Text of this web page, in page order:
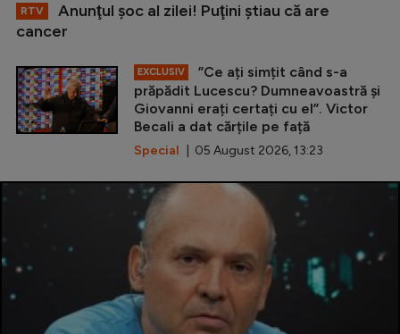
RTV
Anunţul şoc al zilei! Puţini ştiau că are
cancer
EXCLUSIV
”Ce ați simțit când s-a
prăpădit Lucescu? Dumneavoastră și
Giovanni erați certați cu el”. Victor
Becali a dat cărțile pe față
Special | 05 August 2026, 13:23